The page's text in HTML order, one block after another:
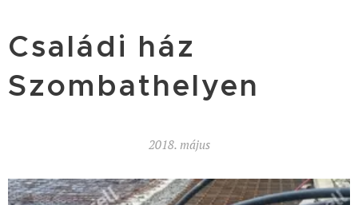
Családi ház
Szombathelyen
2018. május